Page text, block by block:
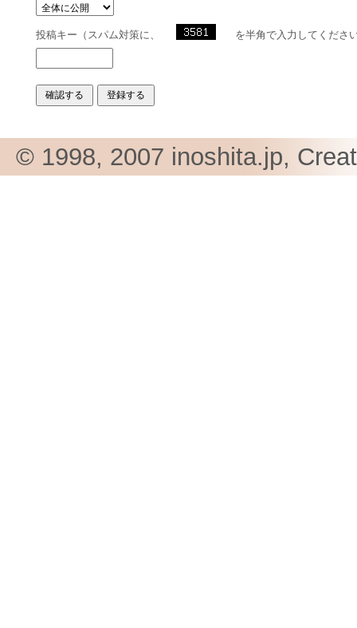
投稿キー（スパム対策に、 を半角で入力してくださ
© 1998, 2007 inoshita.jp,